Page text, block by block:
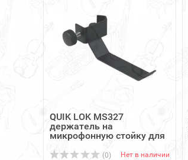
QUIK LOK MS327
держатель на
микрофонную стойку для
(0) Нет в наличии